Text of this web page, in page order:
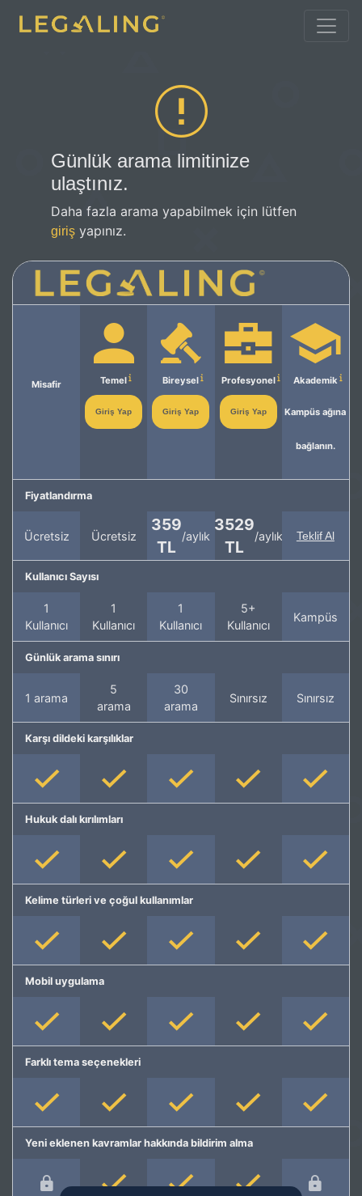
Günlük arama limitinize
ulaştınız.
Daha fazla arama yapabilmek için lütfen
giriş yapınız.
Misafir Temel
Giriş Yap
Bireysel
Giriş Yap
Profesyonel
Giriş Yap
Akademik
Kampüs ağına
bağlanın.
Fiyatlandırma
Ücretsiz Ücretsiz
359
TL
/aylık
3529
TL
/aylık Teklif Al
Kullanıcı Sayısı
1
Kullanıcı
1
Kullanıcı
1
Kullanıcı
5+
Kullanıcı
Kampüs
Günlük arama sınırı
1 arama
5
arama
30
arama
Sınırsız Sınırsız
Karşı dildeki karşılıklar
Hukuk dalı kırılımları
Kelime türleri ve çoğul kullanımlar
Mobil uygulama
Farklı tema seçenekleri
Yeni eklenen kavramlar hakkında bildirim alma